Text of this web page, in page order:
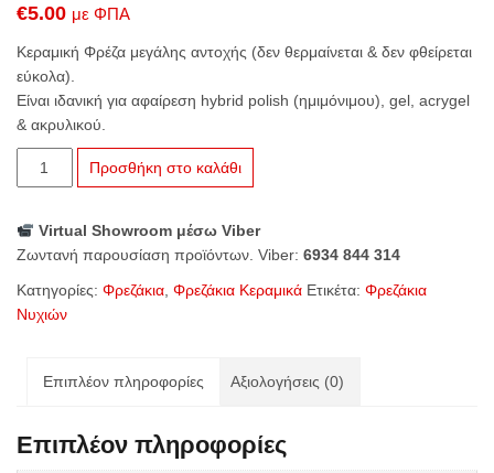
Original
price
was:
€10.00.
€5.00Η
τρέχουσα
τιμή
είναι:
€5.00.
με ΦΠΑ
Κεραμική Φρέζα μεγάλης αντοχής (δεν θερμαίνεται & δεν φθείρεται
εύκολα).
Είναι ιδανική για αφαίρεση hybrid polish (ημιμόνιμου), gel, acrygel
& ακρυλικού.
Κεραμικό
Φρεζάκι
Κώνος
ποσότητα
Προσθήκη στο καλάθι
Virtual Showroom μέσω Viber
Ζωντανή παρουσίαση προϊόντων. Viber: 6934 844 314
Κατηγορίες: Φρεζάκια Φρεζάκια Κεραμικά Ετικέτα: Φρεζάκια
Νυχιών
Επιπλέον πληροφορίες Αξιολογήσεις (0)
Επιπλέον πληροφορίες